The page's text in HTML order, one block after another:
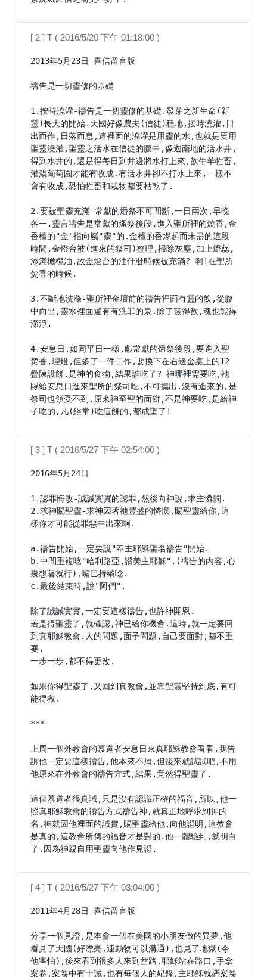
[ 2 ] T ( 2016/5/20 下午 01:18:00 )
2013年5月23日 喜信留言版
禱告是一切靈修的基礎
1.按時澆灌-禱告是一切靈修的基礎.發芽之新生命(新
靈)長大的開始.天國好像農夫(信徒)種地,按時澆灌,日
出而作,日落而息,這裡面的澆灌是用靈的水,也就是要用
聖靈澆灌,聖靈之活水在信徒的腹中,像迦南地的活水井,
得到水井的,還是得每日到井邊將水打上來,飲牛羊牲畜,
灌溉葡萄園才能有收成.有活水井卻不打水上來,一樣不
會有收成,恐怕牲畜和栽物都要枯乾了.
2.要被聖靈充滿-常獻的燔祭不可間斷,一日兩次,早晚
各一.靈言禱告是常獻的燔祭後段,進入聖所裡的燒香,金
香檀的"金"指向屬"靈"的.金檀的香燃起而未盡的這段
時間,金燈台被(進來的祭司)整理,掃除灰塵,加上燈蕊,
添滿橄欖油,故金燈台的油什麼時候被充滿? 啊!在聖所
焚香的時候.
3.不斷地洗滌-聖所裡金壇前的禱告裡面有靈的飲,從腹
中而出,靈水裡面還有有洗罪的泉.除了靈得飲,魂也能得
潔淨.
4.安息日,如同平日一樣,獻常獻的燔祭後段,要進入聖
焚香,理燈,但多了一件工作,要換下在右邊金桌上的12
疊陳設餅,是神的食物,結果誰吃了? 神哪裡需要吃,祂
賜給安息日進來聖所的祭司吃,不可攜出.沒有進來的,是
祭司也領受不到.原來神至聖的面餅,不是神要吃,是給神
子吃的,凡(經常)吃這餅的,都成聖了!
[ 3 ] T ( 2016/5/27 下午 02:54:00 )
2016年5月24日
1.認罪悔改-誠誠實實的認罪,然後向神說,求主憐憫.
2.求神賜聖靈-求神因著祂豐盛的憐憫,賜聖靈給你,這
樣你才可能從罪惡中出來啊.
a.禱告開始,一定要說"奉主耶穌聖名禱告"開始.
b.中間重複唸"哈利路亞,讚美主耶穌".(禱告的內容,心
裏想著就行),嘴巴持續唸.
c.最後結束時,說"阿們".
除了誠誠實實,一定要這樣禱告,也許神開恩.
若是得聖靈了,就確認,神已給你機會.這時,就一定要回
到真耶穌教會.人的問題,面子問題,自己要面對,都不重
要.
一步一步,都不得更改.
如果你得聖靈了,又回到真教會,並靠聖靈堅持到底,有可
能得救.
***
上周一個外教會的慕道者安息日來真耶穌教會看看,我告
訴他一定要這樣禱告,他本來不屑,但後來就試試吧,不用
他原來在外教會的禱告方式,結果,竟然得聖靈了.
這個慕道者很真誠,只是沒有認識正確的福音,所以,他一
照真耶穌教會的禱告方式禱告神,就真正地呼求到神的
名,神就因他裡面的誠實,賜聖靈給他,向他證明,這教會
是真的,這教會所傳的福音才是對的.他一體驗到,就明白
了,因為神親自用聖靈向他作見證.
[ 4 ] T ( 2016/5/27 下午 03:04:00 )
2011年4月28日 喜信留言版
分享一個見證,是本會一個在美國的小朋友做的異夢,他
看見了天國(好漂亮,連動物可以溝通),也見了地獄(令
他害怕),後來看到很多人來到岔路,耶穌站在路口,手拿
案卷,案卷中有十誡,也有每個人的紀錄,主耶穌就憑案卷